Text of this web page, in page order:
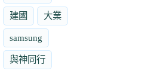
建國 大業
samsung
與神同行